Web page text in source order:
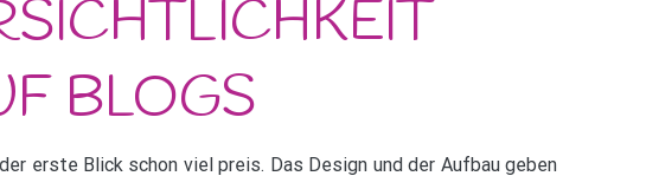
erste Blick schon viel preis. Das Design und der Aufbau geben